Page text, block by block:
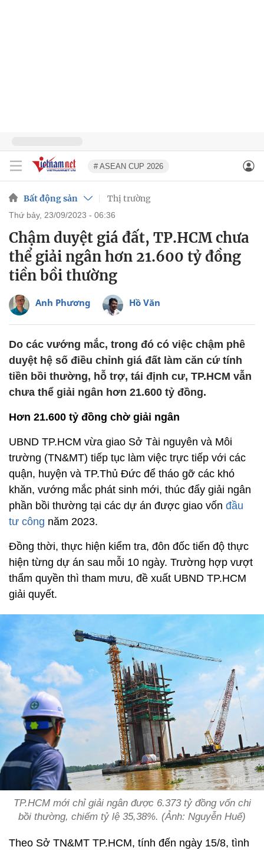
# ASEAN CUP 2026
Bất động sản Thị trường
thứ bảy, 23/09/2023 - 06:36
Chậm duyệt giá đất, TP.HCM chưa
thể giải ngân hơn 21.600 tỷ đồng
tiền bồi thường
Anh Phương Hồ Văn
Do các vướng mắc, trong đó có việc chậm phê
duyệt hệ số điều chỉnh giá đất làm căn cứ tính
tiền bồi thường, hỗ trợ, tái định cư, TP.HCM vẫn
chưa thể giải ngân hơn 21.600 tỷ đồng.
Hơn 21.600 tỷ đồng chờ giải ngân
UBND TP.HCM vừa giao Sở Tài nguyên và Môi
trường (TN&MT) tiếp tục làm việc trực tiếp với các
quận, huyện và TP.Thủ Đức để tháo gỡ các khó
khăn, vướng mắc phát sinh mới, thúc đẩy giải ngân
phần bồi thường tại các dự án được giao vốn đầu
tư công năm 2023.
Đồng thời, thực hiện kiểm tra, đôn đốc tiến độ thực
hiện từng dự án sau mỗi 10 ngày. Trường hợp vượt
thẩm quyền thì tham mưu, đề xuất UBND TP.HCM
giải quyết.
TP.HCM mới chỉ giải ngân được 6.373 tỷ đồng vốn chi
bồi thường, chiếm tỷ lệ 35,38%. (Ảnh: Nguyễn Huế)
Theo Sở TN&MT TP.HCM, tính đến ngày 15/8, tình